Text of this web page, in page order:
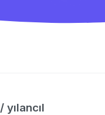
ییلانجل / yılancıl